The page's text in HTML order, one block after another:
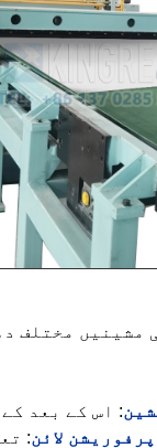
مشینیں مختلف
: اس کے بعد
لائن: